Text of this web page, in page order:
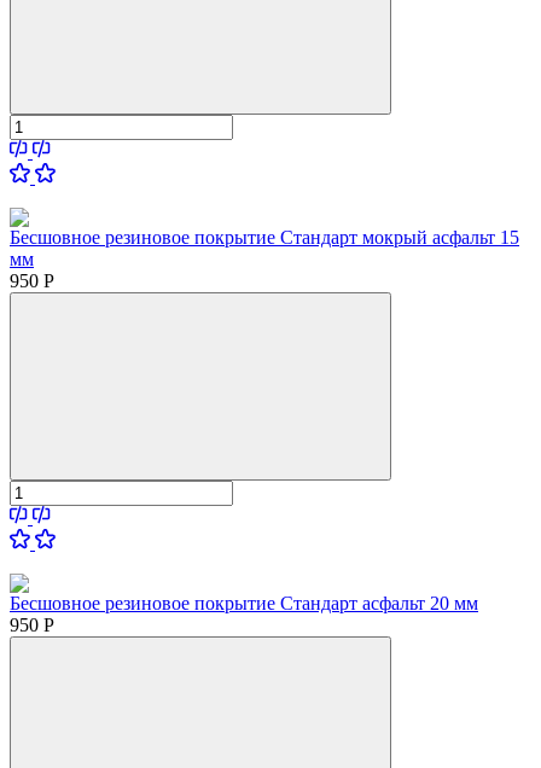
Бесшовное резиновое покрытие Стандарт мокрый асфальт 15
мм
950 Р
Бесшовное резиновое покрытие Стандарт асфальт 20 мм
950 Р